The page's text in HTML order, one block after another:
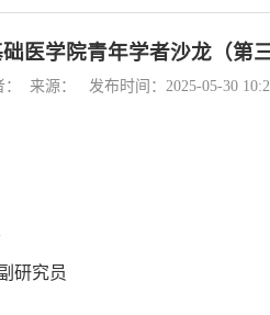
医学院青年学者沙龙（第
： 来源： 发布时间：2025-05-30
研究员